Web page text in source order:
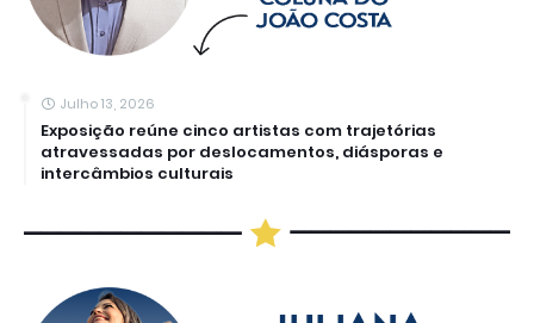
Julho 13, 2026
Exposição reúne cinco artistas com trajetórias
atravessadas por deslocamentos, diásporas e
intercâmbios culturais